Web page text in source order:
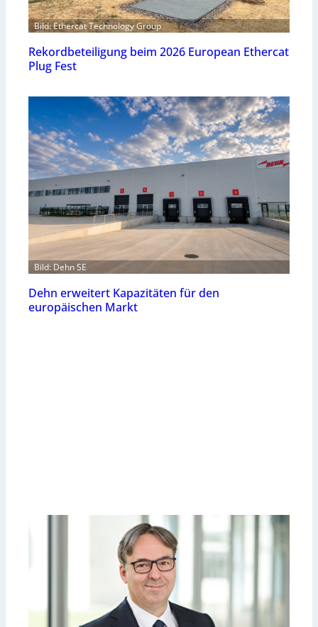
Bild: Ethercat Technology Group
Rekordbeteiligung beim 2026 European Ethercat
Plug Fest
Bild: Dehn SE
Dehn erweitert Kapazitäten für den
europäischen Markt